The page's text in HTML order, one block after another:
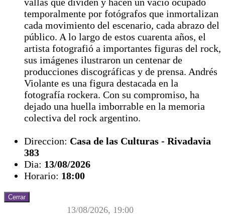
temporalmente por fotógrafos que inmortalizan
cada movimiento del escenario, cada abrazo del
público. A lo largo de estos cuarenta años, el
artista fotografió a importantes figuras del rock,
sus imágenes ilustraron un centenar de
producciones discográficas y de prensa. Andrés
Violante es una figura destacada en la
fotografía rockera. Con su compromiso, ha
dejado una huella imborrable en la memoria
colectiva del rock argentino.
Direccion: Casa de las Culturas - Rivadavia
383
Dia: 13/08/2026
Horario: 18:00
Cerrar
13/08/2026, 19:00